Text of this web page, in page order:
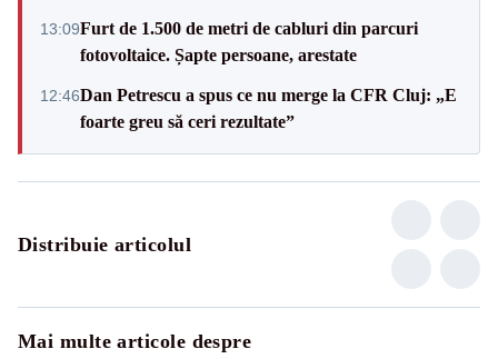
13:09Furt de 1.500 de metri de cabluri din parcuri
fotovoltaice. Șapte persoane, arestate
12:46Dan Petrescu a spus ce nu merge la CFR Cluj: „E
foarte greu să ceri rezultate”
Distribuie articolul
Mai multe articole despre